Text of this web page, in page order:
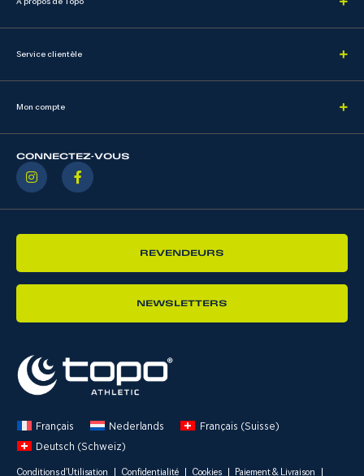
Service clientèle
Mon compte
CONNECTEZ-VOUS
REVENDEURS
NEWSLETTERS
Français Nederlands
Français (Suisse)
Deutsch (Schweiz)
Conditions d'Utilisation Confidentialité Cookies Paiement & Livraison